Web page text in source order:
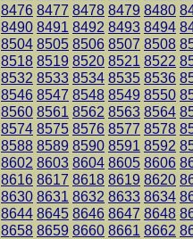
8476 8477 8478 8479 8480
8490 8491 8492 8493 8494
8504 8505 8506 8507 8508
8518 8519 8520 8521 8522
8532 8533 8534 8535 8536
8546 8547 8548 8549 8550
8560 8561 8562 8563 8564
8574 8575 8576 8577 8578
8588 8589 8590 8591 8592
8602 8603 8604 8605 8606
8616 8617 8618 8619 8620
8630 8631 8632 8633 8634
8644 8645 8646 8647 8648
8658 8659 8660 8661 8662